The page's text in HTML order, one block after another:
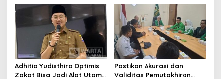
Komisioner Baznas
Berintegritas
Adhitia Yudisthira Optimis
Zakat Bisa Jadi Alat Utama
Pastikan Akurasi dan
Validitas Pemutakhiran